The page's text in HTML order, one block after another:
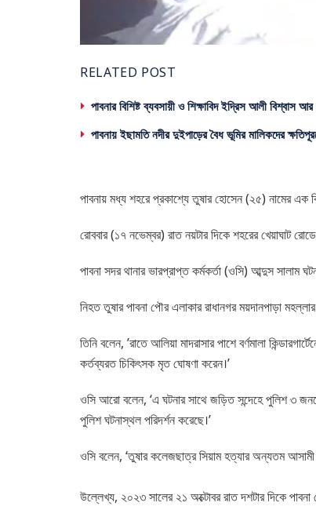
RELATED POST
পাবনার বিশিষ্ট ব্যবসায়ী ও শিক্ষাবিদ ইদ্রিস আলী বিশ্বাস
পাবনায় ইছামতি নদীর দুইপাড়ের বৈধ ভূমির মালিকদের
পাবনায় মধ্য শহরে প্রকাশ্যে তুষার হোসেন (২৫) নামের এক
রোববার (১৭ নভেম্বর) রাত নয়টার দিকে শহরের খেয়াঘাট
পাবনা সদর থানার ভারপ্রাপ্ত কর্মকর্তা (ওসি) আব্দুস সালাম
নিহত তুষার পাবনা পৌর এলাকার রাধানগর ময়দানপাড়া
তিনি বলেন, ’রাতে আলিয়া মাদরাসার পাশে বর্ণমালা
কর্তব্যরত চিকিৎসক মৃত ঘোষণা করেন।’
ওসি আরো বলেন, ‘এ ঘটনার সাথে জড়িত সন্দেহে পুলিশ ৩
পুলিশ ঘটনাস্থল পরিদর্শন করেছে।’
ওসি বলেন, ‘তুষার কলেজছাত্র সিয়াম হত্যার অন্যতম আসামী
উল্লেখ্য, ২০২৩ সালের ২১ অক্টোবর রাত দশটার দিকে